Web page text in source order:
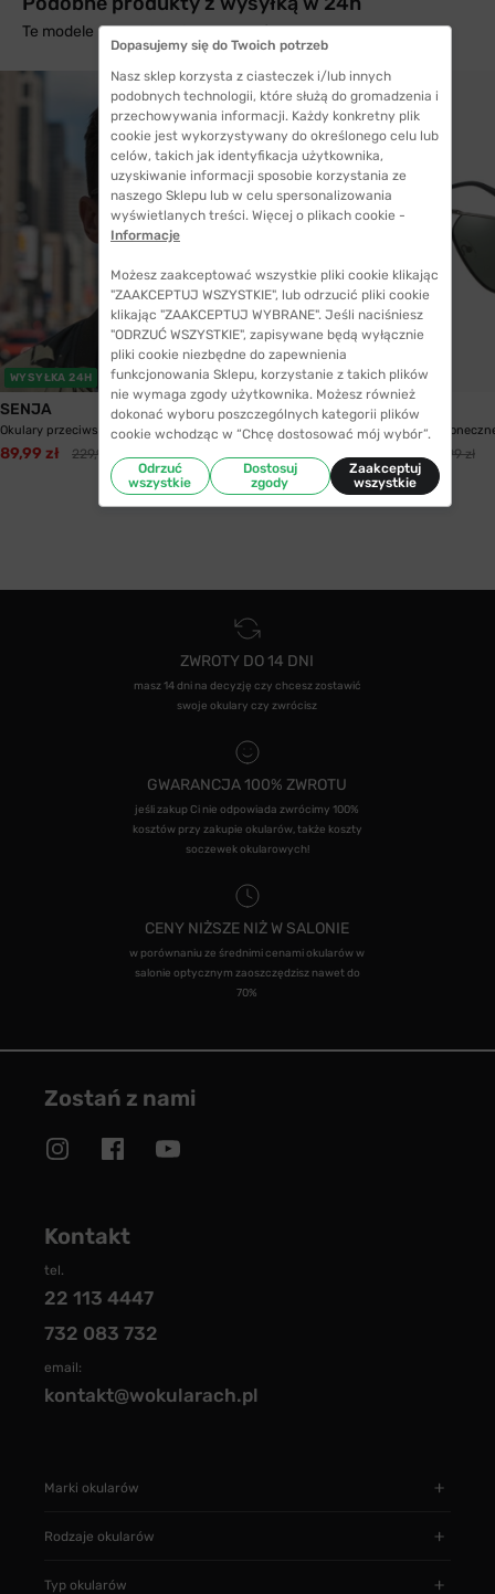
Te modele mogą Cię zainteresować
WYSYŁKA 24H
SENJA
Okulary przeciwsłoneczne Senja BB 6322 C4-P08...
89,99 zł 229,99 zł
SENJA
Okulary
94,99 zł 224,99 zł
ZWROTY DO 14 DNI
masz 14 dni na decyzję czy chcesz zostawić
swoje okulary czy zwrócisz
GWARANCJA 100% ZWROTU
jeśli zakup Ci nie odpowiada zwrócimy 100%
kosztów przy zakupie okularów, także koszty
soczewek okularowych!
CENY NIŻSZE NIŻ W SALONIE
w porównaniu ze średnimi cenami okularów w
salonie optycznym zaoszczędzisz nawet do
70%
Zostań z nami
Kontakt
tel.
22 113 4447
732 083 732
email:
kontakt@wokularach.pl
Marki okularów
Rodzaje okularów
Typ okularów
Dopasujemy się do Twoich potrzeb
Nasz sklep korzysta z ciasteczek i/lub innych
podobnych technologii, które służą do gromadzenia i
przechowywania informacji. Każdy konkretny plik
cookie jest wykorzystywany do określonego celu lub
celów, takich jak identyfikacja użytkownika,
uzyskiwanie informacji sposobie korzystania ze
naszego Sklepu lub w celu spersonalizowania
wyświetlanych treści. Więcej o plikach cookie -
Informacje
Możesz zaakceptować wszystkie pliki cookie klikając
"ZAAKCEPTUJ WSZYSTKIE", lub odrzucić pliki cookie
klikając "ZAAKCEPTUJ WYBRANE". Jeśli naciśniesz
"ODRZUĆ WSZYSTKIE", zapisywane będą wyłącznie
pliki cookie niezbędne do zapewnienia
funkcjonowania Sklepu, korzystanie z takich plików
nie wymaga zgody użytkownika. Możesz również
dokonać wyboru poszczególnych kategorii plików
cookie wchodząc w “Chcę dostosować mój wybór”.
Odrzuć
wszystkie
Dostosuj
zgody
Zaakceptuj
wszystkie